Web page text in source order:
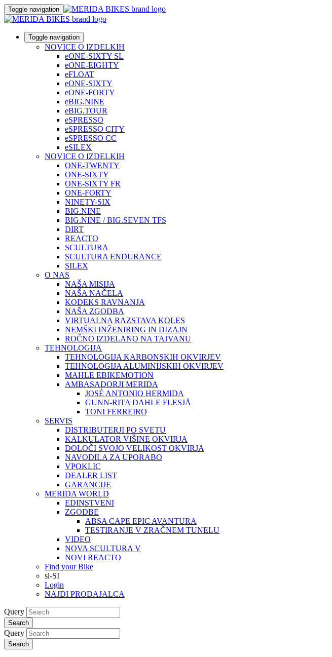
Toggle navigation
Toggle navigation
NOVICE O IZDELKIH
eONE-SIXTY SL
eONE-EIGHTY
eFLOAT
eONE-SIXTY
eONE-FORTY
eBIG.NINE
eBIG.TOUR
eSPRESSO
eSPRESSO CITY
eSPRESSO CC
eSILEX
NOVICE O IZDELKIH
ONE-TWENTY
ONE-SIXTY
ONE-SIXTY FR
ONE-FORTY
NINETY-SIX
BIG.NINE
BIG.NINE / BIG.SEVEN TFS
DIRT
REACTO
SCULTURA
SCULTURA ENDURANCE
SILEX
O NAS
NAŠA MISIJA
NAŠA NAČELA
KODEKS RAVNANJA
NAŠA ZGODBA
VIRTUALNA RAZSTAVA KOLES
NEMŠKI INŽENIRING IN DIZAJN
ROČNO IZDELANO NA TAJVANU
TEHNOLOGIJA
TEHNOLOGIJA KARBONSKIH OKVIRJEV
TEHNOLOGIJA ALUMINIJSKIH OKVIRJEV
MAHLE EBIKEMOTION
AMBASADORJI MERIDA
JOSÉ ANTONIO HERMIDA
GUNN-RITA DAHLE FLESJÅ
TONI FERREIRO
SERVIS
DISTRIBUTERJI PO SVETU
KALKULATOR VIŠINE OKVIRJA
DOLOČI SVOJO VELIKOST OKVIRJA
NAVODILA ZA UPORABO
VPOKLIC
DEALER LIST
GARANCIJE
MERIDA WORLD
EDINSTVENI
ZGODBE
ABSA CAPE EPIC AVANTURA
TESTIRANJE V ZRAČNEM TUNELU
VIDEO
NOVA SCULTURA V
NOVI REACTO
Find your Bike
sl-SI
Login
NAJDI PRODAJALCA
Query
Search
Query
Search